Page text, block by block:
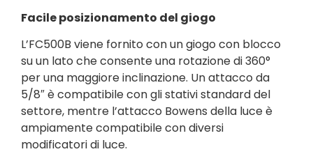
Facile posizionamento del giogo
L’FC500B viene fornito con un giogo con blocco
su un lato che consente una rotazione di 360°
per una maggiore inclinazione. Un attacco da
5/8″ è compatibile con gli stativi standard del
settore, mentre l’attacco Bowens della luce è
ampiamente compatibile con diversi
modificatori di luce.